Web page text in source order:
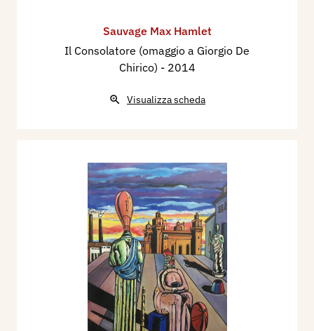
Sauvage Max Hamlet
Il Consolatore (omaggio a Giorgio De
Chirico) - 2014
Visualizza scheda